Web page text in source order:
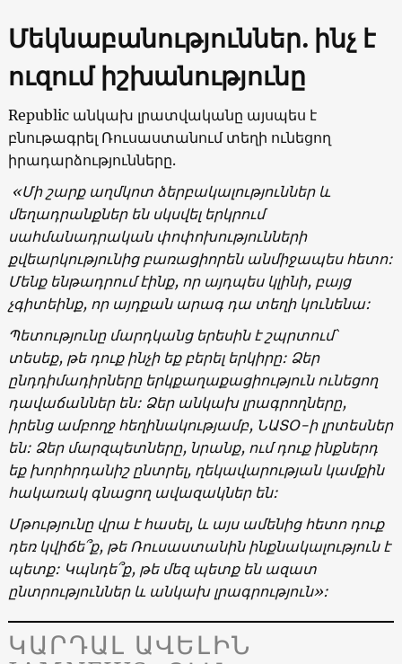
Մեկնաբանություններ. ինչ է
ուզում իշխանությունը
Republic անկախ լրատվականը այսպես է
բնութագրել Ռուսաստանում տեղի ունեցող
իրադարձությունները.
«Մի շարք աղմկոտ ձերբակալություններ և
մեղադրանքներ են սկսվել երկրում
սահմանադրական փոփոխությունների
քվեարկությունից բառացիորեն անմիջապես հետո:
Մենք ենթադրում էինք, որ այդպես կլինի, բայց
չգիտեինք, որ այդքան արագ դա տեղի կունենա:
Պետությունը մարդկանց երեսին է շպրտում՝
տեսեք, թե դուք ինչի եք բերել երկիրը: Ձեր
ընդդիմադիրները երկքաղաքացիություն ունեցող
դավաճաններ են: Ձեր անկախ լրագրողները,
իրենց ամբողջ հեղինակությամբ, ՆԱՏՕ-ի լրտեսներ
են: Ձեր մարզպետները, նրանք, ում դուք ինքներդ
եք խորհրդանիշ ընտրել, ղեկավարության կամքին
հակառակ գնացող ավազակներ են:
Մթությունը վրա է հասել, և այս ամենից հետո դուք
դեռ կվիճե՞ք, թե Ռուսաստանին ինքնակալություն է
պետք: Կպնդե՞ք, թե մեզ պետք են ազատ
ընտրություններ և անկախ լրագրություն»:
ԿԱՐԴԱԼ ԱՎԵԼԻՆ